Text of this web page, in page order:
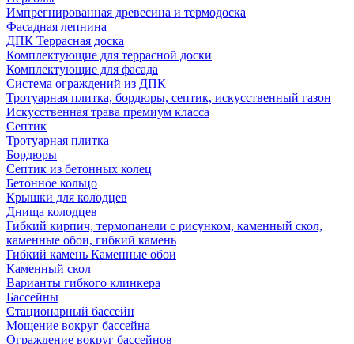
Импрегнированная древесина и термодоска
Фасадная лепнина
ДПК Террасная доска
Комплектующие для террасной доски
Комплектующие для фасада
Система ограждений из ДПК
Тротуарная плитка, бордюры, септик, искусственный газон
Искусственная трава премиум класса
Септик
Тротуарная плитка
Бордюры
Септик из бетонных колец
Бетонное кольцо
Крышки для колодцев
Днища колодцев
Гибкий кирпич, термопанели с рисунком, каменный скол,
каменные обои, гибкий камень
Гибкий камень Каменные обои
Каменный скол
Варианты гибкого клинкера
Бассейны
Стационарный бассейн
Мощение вокруг бассейна
Ограждение вокруг бассейнов